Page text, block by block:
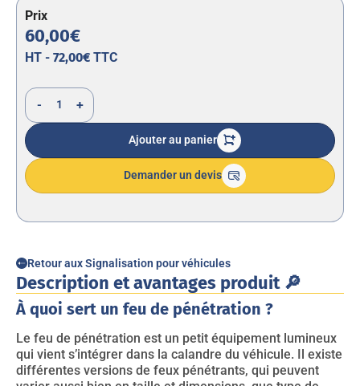
Prix
60,00€
HT - 72,00€ TTC
- +
Ajouter au panier
Demander un devis
Retour aux Signalisation pour véhicules
Description et avantages produit 🔎
À quoi sert un feu de pénétration ?
Le feu de pénétration est un petit équipement lumineux
qui vient s’intégrer dans la calandre du véhicule. Il existe
différentes versions de feux pénétrants, qui peuvent